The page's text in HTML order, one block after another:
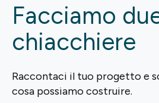
Facciamo
chiacchiere
Raccontaci il tuo progetto e
cosa possiamo costruire.